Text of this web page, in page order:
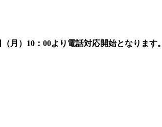
月）10：00より電話対応開始となります。